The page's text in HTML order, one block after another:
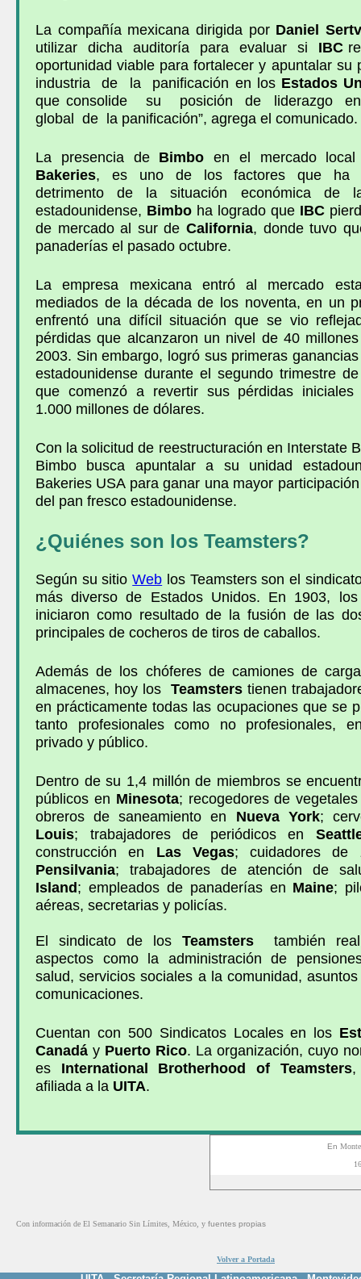
La compañía mexicana dirigida por Daniel
utilizar dicha auditoría para evaluar si IBC
oportunidad viable para fortalecer y apuntalar
industria de la panificación en los Estados
que consolide su posición de liderazgo
global de la panificación”, agrega el comunicado.
La presencia de Bimbo en el mercado
Bakeries, es uno de los factores que ha
detrimento de la situación económica de
estadounidense, Bimbo ha logrado que IBC
de mercado al sur de California, donde tuvo
panaderías el pasado octubre.
La empresa mexicana
entró al mercado
mediados de la década de los noventa, en un
enfrentó una difícil situación que se vio
pérdidas que alcanzaron un nivel de 40
2003. Sin embargo, logró sus primeras
estadounidense durante el segundo trimestre
que comenzó a revertir sus pérdidas iniciales
1.000 millones de dólares.
Con la solicitud de reestructuración en Interstate
Bimbo busca apuntalar a su unidad
Bakeries USApara ganar una mayor
del pan fresco estadounidense.
¿Quiénes son los Teamsters?
Según su sitioWeb los Teamstersson el
más diverso de Estados Unidos. En 1903,
iniciaron como resultado de la fusión de las
principales de cocheros de tiros de caballos.
Además de los chóferes de camiones de
almacenes, hoy los Teamsters tienen
en prácticamente todas las ocupaciones que se
tanto profesionales como no profesionales,
privado y público.
Dentro de su 1,4 millón de miembros se
públicos en Minesota; recogedores de
obreros de saneamiento en Nueva York;
Louis; trabajadores de periódicos en
construcción en Las Vegas; cuidadores de
Pensilvania; trabajadores de atención de
Island; empleados de panaderías en Maine;
aéreas, secretarias y policías.
El sindicato de los Teamsterstambién
aspectos como la administración de
salud, servicios sociales a la comunidad,
comunicaciones.
Cuentan con 500 Sindicatos Locales en los
Canadá y Puerto Rico. La organización, cuyo
es International Brotherhood of Teamsters,
afiliada a la UITA.
En
16
Con información de El Semanario Sin Límites, México, y fuentes propias
Volver a Portada